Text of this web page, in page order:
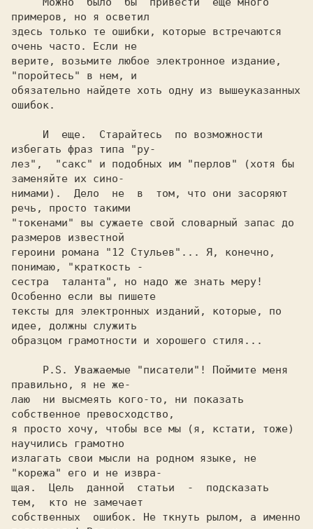
примеров, но я осветил
здесь только те ошибки, которые встречаются
очень часто. Если не
верите, возьмите любое электронное издание,
"поройтесь" в нем, и
обязательно найдете хоть одну из вышеуказанных
избегать фраз типа "ру-
лез",  "сакс" и подобных им "перлов" (хотя бы
заменяйте их сино-
нимами).  Дело  не  в  том, что они засоряют
речь, просто такими
"токенами" вы сужаете свой словарный запас до
размеров известной
героини романа "12 Стульев"... Я, конечно,
понимаю, "краткость -
сестра  таланта", но надо же знать меру!
Особенно если вы пишете
тексты для электронных изданий, которые, по
идее, должны служить
образцом грамотности и хорошего стиля...
     P.S.
Уважаемые "писатели"! Поймите меня
правильно, я не же-
лаю  ни высмеять кого-то, ни показать
собственное превосходство,
я просто хочу, чтобы все мы (я, кстати, тоже)
научились грамотно
излагать свои мысли на родном языке, не
"корежа" его и не извра-
щая.  Цель  данной  статьи  -  подсказать
тем,  кто не замечает
собственных  ошибок. Не ткнуть рылом, а именно